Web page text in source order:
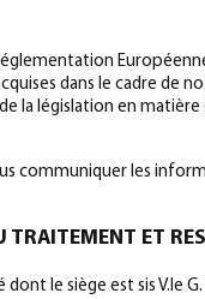
dans le cadre de
la législation en
communiquer les
TRAITEMENT ET
dont le siège est sis